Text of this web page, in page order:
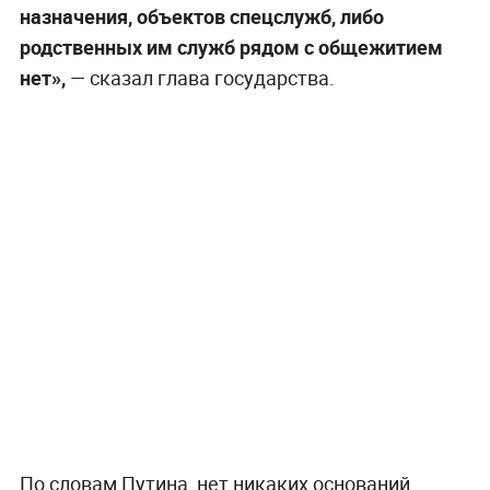
назначения, объектов спецслужб, либо
родственных им служб рядом с общежитием
нет», — сказал глава государства.
По словам Путина, нет никаких оснований